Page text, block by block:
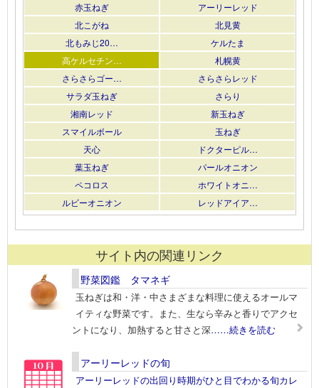
赤玉ねぎ
アーリーレッド
北こがね
北見黄
北もみじ20…
ケルたま
高ケルセチン…
札幌黄
さらさらゴー…
さらさらレッド
サラダ玉ねぎ
さらり
湘南レッド
新玉ねぎ
スマイルボール
玉ねぎ
天心
ドクターピル…
葉玉ねぎ
パールオニオン
ペコロス
ホワイトオニ…
ルビーオニオン
レッドアイア…
サイト内の関連リンク
野菜図鑑 タマネギ
玉ねぎは和・洋・中さまざまな料理に使えるオールマ
イティな野菜です。また、生なら辛みと香りでアクセ
ントになり、加熱すると甘さと深……続きを読む
アーリーレッドの旬
アーリーレッドの出回り時期がひと目でわかる旬カレ